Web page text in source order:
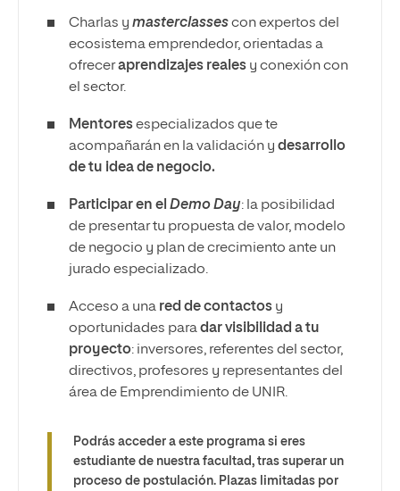
Charlas y masterclassescon expertos del
ecosistema emprendedor, orientadas a
ofreceraprendizajes reales y conexión con
el sector.
Mentoresespecializados que te
acompañarán en la validación y desarrollo
de tu idea de negocio.
Participar en el Demo Day: la posibilidad
de presentar tu propuesta de valor, modelo
de negocio y plan de crecimiento ante un
jurado especializado.
Acceso a una red de contactos y
oportunidades paradar visibilidad a tu
proyecto: inversores, referentes del sector,
directivos, profesores y representantes del
área de Emprendimiento de UNIR.
Podrás acceder a este programa si eres
estudiante de nuestra facultad, tras superar un
proceso de postulación. Plazas limitadas por